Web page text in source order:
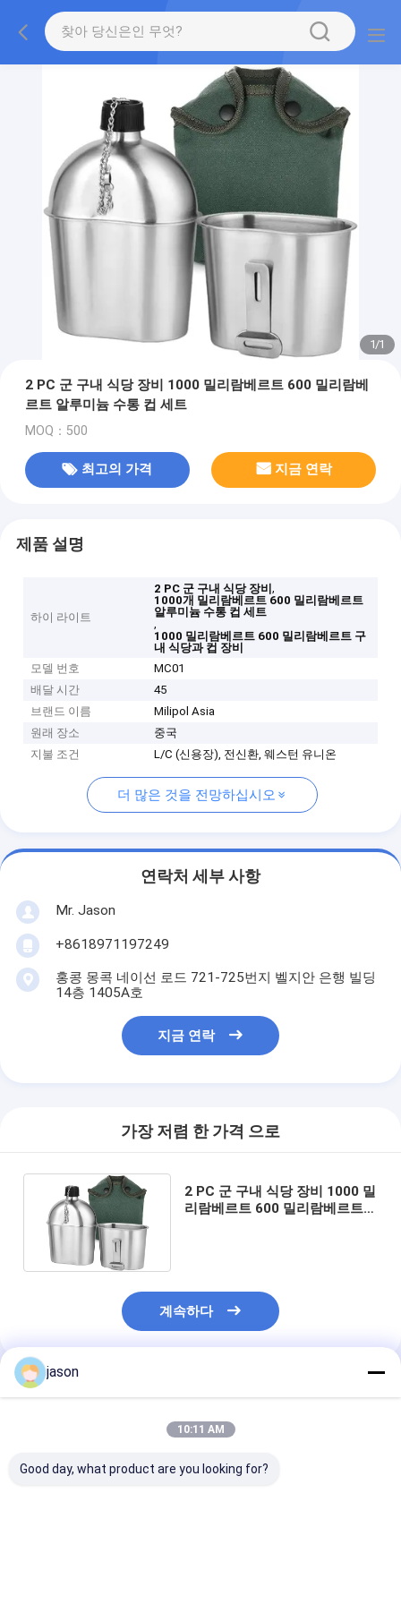
1/1
2 PC 군 구내 식당 장비 1000 밀리람베르트 600 밀리람베
르트 알루미늄 수통 컵 세트
MOQ：500
최고의 가격 지금 연락
제품 설명
하이 라이트
2 PC 군 구내 식당 장비,
1000개 밀리람베르트 600 밀리람베르트
알루미늄 수통 컵 세트
,
1000 밀리람베르트 600 밀리람베르트 구
내 식당과 컵 장비
모델 번호
MC01
배달 시간
45
브랜드 이름
Milipol Asia
원래 장소
중국
지불 조건
L/C (신용장), 전신환, 웨스턴 유니온
더 많은 것을 전망하십시오
연락처 세부 사항
Mr. Jason
+8618971197249
홍콩 몽콕 네이선 로드 721-725번지 벨지안 은행 빌딩
14층 1405A호
지금 연락
가장 저렴 한 가격 으로
2 PC 군 구내 식당 장비 1000 밀
리람베르트 600 밀리람베르트
계속하다
추천된 제품
jason
10:11 AM
Good day, what product are you looking for?